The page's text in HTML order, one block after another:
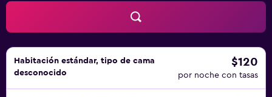
Habitación estándar, tipo de cama
desconocido
$120
por noche con tasas